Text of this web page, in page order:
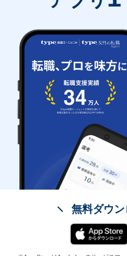
無料ダウ